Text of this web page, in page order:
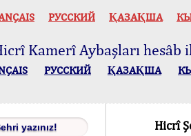
РУССКИЙ ҚАЗАҚША
Kamerî Aybaşları hesâb
РУССКИЙ ҚАЗАҚША
Hicrî